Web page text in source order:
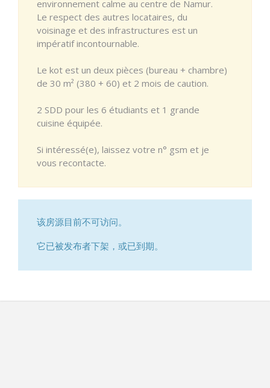
environnement calme au centre de Namur.
Le respect des autres locataires, du
voisinage et des infrastructures est un
impératif incontournable.
Le kot est un deux pièces (bureau + chambre)
de 30 m² (380 + 60) et 2 mois de caution.
2 SDD pour les 6 étudiants et 1 grande
cuisine équipée.
Si intéressé(e), laissez votre n° gsm et je
vous recontacte.
该房源目前不可访问。
它已被发布者下架，或已到期。